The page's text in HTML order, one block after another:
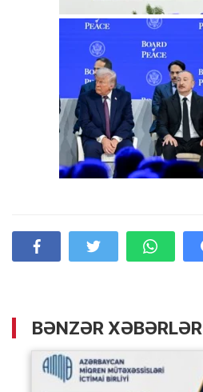
BƏNZƏR XƏBƏRLƏR